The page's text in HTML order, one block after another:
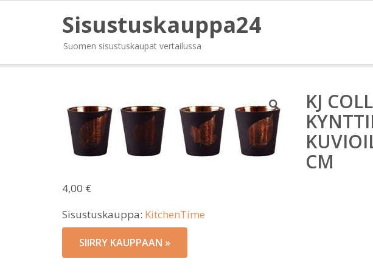
Sisustuskauppa24
Suomen sisustuskaupat vertailussa
KJ
CM
4,00 €
Sisustuskauppa: KitchenTime
SIIRRY KAUPPAAN »